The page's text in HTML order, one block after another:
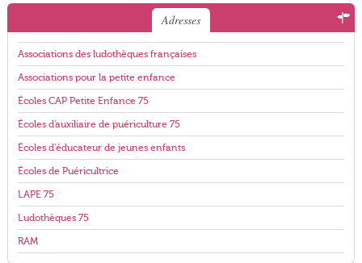
Adresses
Associations des ludothèques françaises
Associations pour la petite enfance
Écoles CAP Petite Enfance 75
Écoles d'auxiliaire de puériculture 75
Écoles d'éducateur de jeunes enfants
Écoles de Puéricultrice
LAPE 75
Ludothèques 75
RAM